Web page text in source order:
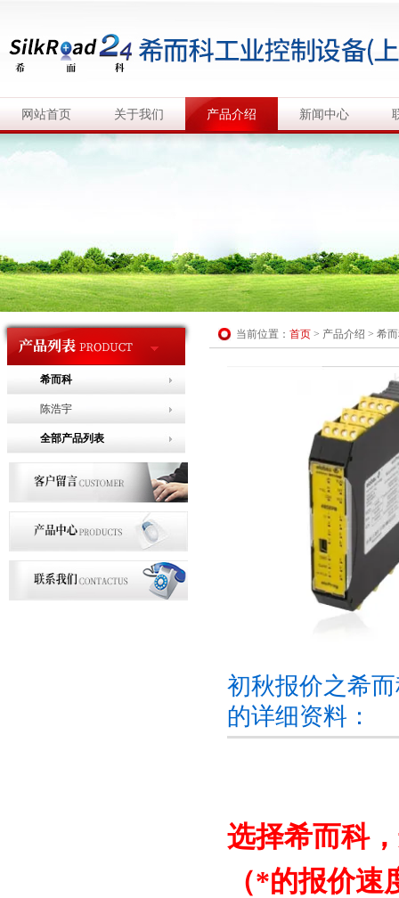
网站首页 关于我们 产品介绍 新闻中心
希而科
陈浩宇
全部产品列表
当前位置： 首页 > 产品介绍 > 希
初秋报价之希
的详细资料：
选择希而科
（*的报价